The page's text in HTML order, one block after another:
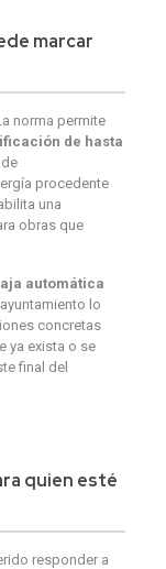
marcar
norma permite
de hasta
procedente
una
obras que
automática
lo
concretas
ya exista o se
final del
quien esté
responder a